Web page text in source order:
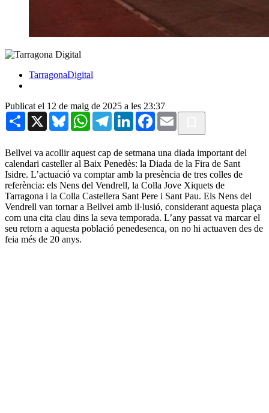
TarragonaDigital
Publicat el 12 de maig de 2025 a les 23:37
Share X BlueskyWhatsAppTelegramLinkedInFacebook
Email
Bellvei va acollir aquest cap de setmana una diada important del
calendari casteller al Baix Penedès: la Diada de la Fira de Sant
Isidre. L’actuació va comptar amb la presència de tres colles de
referència: els Nens del Vendrell, la Colla Jove Xiquets de
Tarragona i la Colla Castellera Sant Pere i Sant Pau. Els Nens del
Vendrell van tornar a Bellvei amb il·lusió, considerant aquesta plaça
com una cita clau dins la seva temporada. L’any passat va marcar el
seu retorn a aquesta població penedesenca, on no hi actuaven des de
feia més de 20 anys.